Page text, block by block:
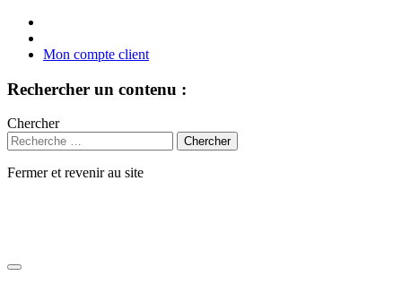
Mon compte client
Rechercher un contenu :
Chercher
Fermer et revenir au site